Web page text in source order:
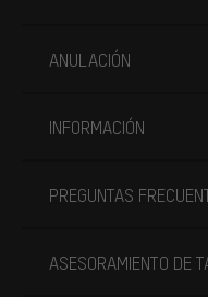
ANULACIÓN
INFORMACIÓN
PREGUNTAS
ASESORAMIENTO DE